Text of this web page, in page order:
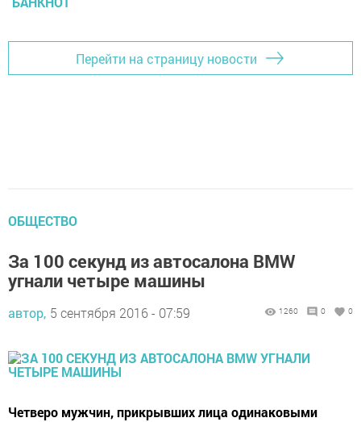
Перейти на страницу новости
ОБЩЕСТВО
За 100 секунд из автосалона BMW
угнали четыре машины
автор, 5 сентября 2016 - 07:59 1260 0 0
Четверо мужчин, прикрывших лица одинаковыми